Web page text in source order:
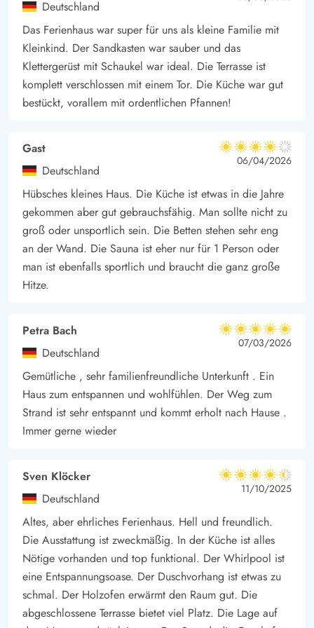
Hvide Sande ist ein echtes dänisches Fischerdorf. Hier könnt
ihr an einer Fischauktion teilnehmen, oder selbst die Angel ins
Hafenbecken halten. Für Wassersportfans bietet der Fjord viele
Möglichkeiten und wenn ihr gerne auf dem Fahrrad unterwegs
seid, könnt ihr eine Tour auf den gut ausgebauten
Fahrradwegen rund um den Fjord machen.
Deutschland
Das Ferienhaus war super für uns als kleine Familie mit
Kleinkind. Der Sandkasten war sauber und das
Klettergerüst mit Schaukel war ideal. Die Terrasse ist
komplett verschlossen mit einem Tor. Die Küche war gut
bestückt, vorallem mit ordentlichen Pfannen!
Gast
Deutschland
4 von 5
4 von 5
4 out of 5
06/04/2026
Hübsches kleines Haus. Die Küche ist etwas in die Jahre
gekommen aber gut gebrauchsfähig. Man sollte nicht zu
groß oder unsportlich sein. Die Betten stehen sehr eng
an der Wand. Die Sauna ist eher nur für 1 Person oder
man ist ebenfalls sportlich und braucht die ganz große
Hitze.
Petra Bach
Deutschland
5 von 5
5 von 5
5 out of 5
07/03/2026
Gemütliche , sehr familienfreundliche Unterkunft . Ein
Haus zum entspannen und wohlfühlen. Der Weg zum
Strand ist sehr entspannt und kommt erholt nach Hause .
Immer gerne wieder
Sven Klöcker
Deutschland
4.5 von 5
4.5 von 5
4.5 out of 5
11/10/2025
Altes, aber ehrliches Ferienhaus. Hell und freundlich.
Die Ausstattung ist zweckmäßig. In der Küche ist alles
Nötige vorhanden und top funktional. Der Whirlpool ist
eine Entspannungsoase. Der Duschvorhang ist etwas zu
schmal. Der Holzofen erwärmt den Raum gut. Die
abgeschlossene Terrasse bietet viel Platz. Die Lage auf